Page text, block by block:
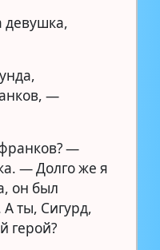
девушка,
—
—
— Долго же я
он был
ты, Сигурд,
герой?